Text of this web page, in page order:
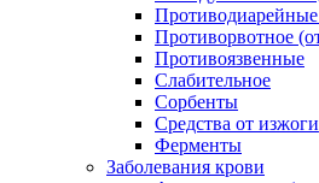
Противодиарейные
Противорвотное
Противоязвенные
Слабительное
Сорбенты
Средства от изжоги
Ферменты
Заболевания крови